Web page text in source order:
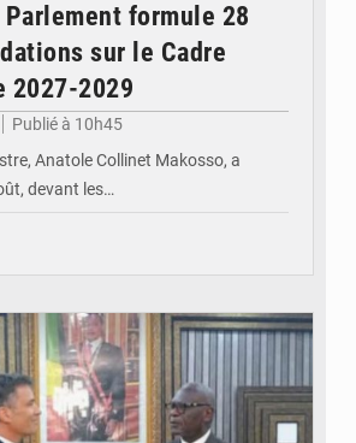
formule 28
sur le Cadre
2027-2029
Publié à 10h45
Anatole Collinet Makosso, a
devant les…